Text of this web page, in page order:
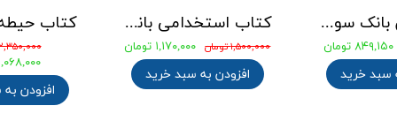
۲,۳۵۰,۰۰۰
۲,۰۶۸,۰۰۰
افزودن
کتاب استخدامی بانک های خصوصی و دولتی (بانکدار) 1404 انتشارات آراه
۱,۵۰۰,۰۰۰ تومان ۱,۱۷۰,۰۰۰ تومان
افزودن به سبد خرید
جامع ترین بانک سوالات استخدامی مهندسی شیمی، پلیمر و پتروشیمی
۸۴۹,۱۵۰ تومان
سبد خرید